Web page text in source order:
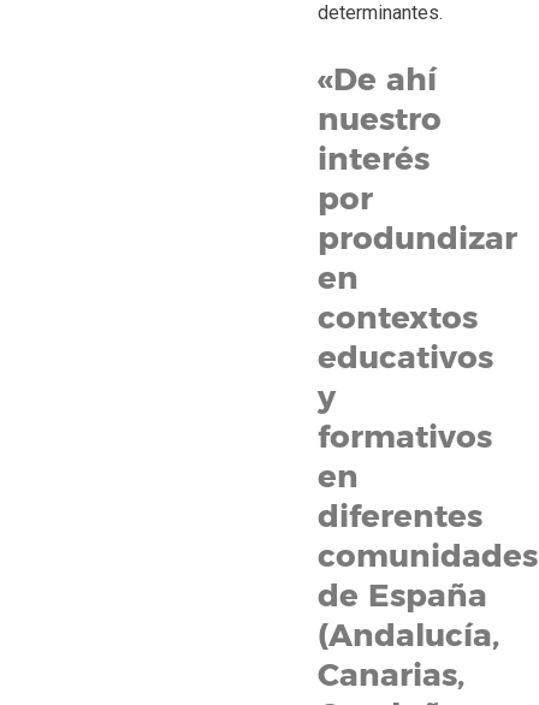
determinantes.
«De ahí
nuestro
interés
por
produndizar
en
contextos
educativos
y
formativos
en
diferentes
comunidades
de España
(Andalucía,
Canarias,